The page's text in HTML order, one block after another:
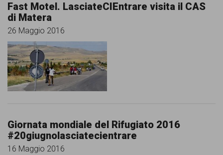
Fast Motel. LasciateCIEntrare visita il CAS
di Matera
26 Maggio 2016
Giornata mondiale del Rifugiato 2016
#20giugnolasciatecientrare
16 Maggio 2016